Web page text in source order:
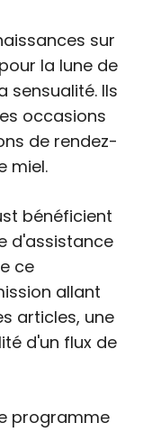
sur
la lune de
sensualité. Ils
occasions
de rendez-
miel.
bénéficient
d'assistance
ce
allant
articles, une
d'un flux de
programme